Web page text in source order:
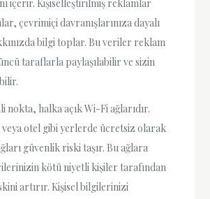
içerir. Kişiselleştirilmiş reklamlar
çevrimiçi davranışlarınıza dayalı
bilgi toplar. Bu veriler reklam
taraflarla paylaşılabilir ve sizin
nokta, halka açık Wi-Fi ağlarıdır.
veya otel gibi yerlerde ücretsiz olarak
güvenlik riski taşır. Bu ağlara
kötü niyetli kişiler tarafından
artırır. Kişisel bilgilerinizi